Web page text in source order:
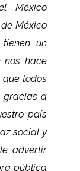
México
México
un
nos hace
todos
gracias a
país
social y
advertir
pública